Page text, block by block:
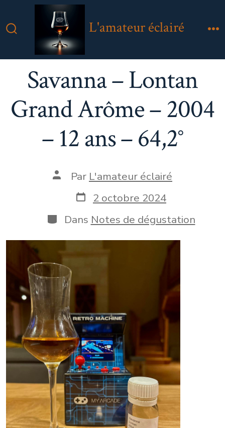
au
Bascule
Rechercher
L'amateur éclairé
Savanna – Lontan
Grand Arôme – 2004
– 12 ans – 64,2°
Auteur
publication
Par L'amateur éclairé
Date
de
publication
2 octobre 2024
Catégories
Dans Notes de dégustation